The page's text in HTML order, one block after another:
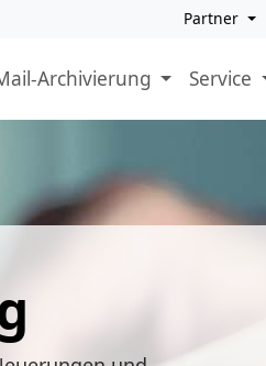
Partner
Archivierung Service